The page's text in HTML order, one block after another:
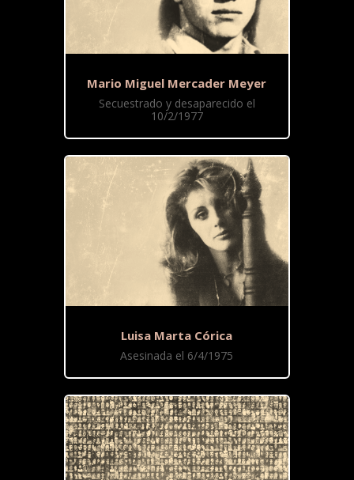
Mario Miguel Mercader Meyer
Secuestrado y desaparecido el
10/2/1977
Luisa Marta Córica
Asesinada el 6/4/1975